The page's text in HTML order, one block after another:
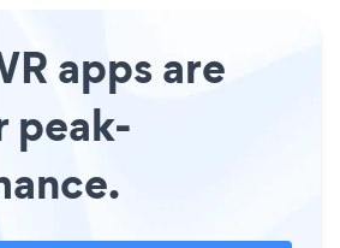
apps are
peak-